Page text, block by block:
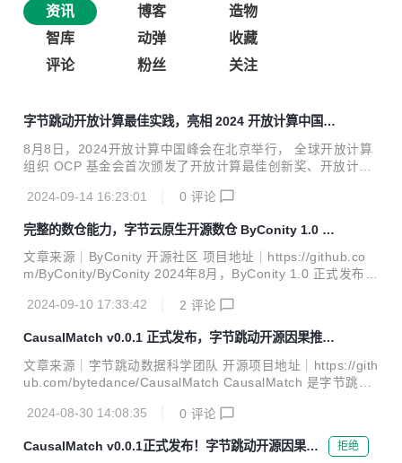
资讯 博客
造物
智库
动弹
收藏
评论
粉丝 关注
字节跳动开放计算最佳实践，亮相 2024 开放计算中国峰
会
8月8日，2024开放计算中国峰会在北京举行， 全球开放计算
组织 OCP 基金会首次颁发了开放计算最佳创新奖、开放计算
做出卓越贡献的社区成员。字节跳动在本次大会中荣获开放计
STE 团队负责人张宇受邀接受 CSDN 采访，分享了相关的开
放计算实践经验。以下为本次采访报道的内容。 文章来源｜字
节跳动 STE 团队 开放计算作为一种数据中心产业协同创新的
方式，经过多年发展，汇聚了广泛的计算服务提供商、用户，
为实现 IT 基础设施在产品、规范、知识产权等方面的最大化
2024-09-14 16:23:01 0 评论
完整的数仓能力，字节云原生开源数仓 ByConity 1.0 版
本发布！
文章来源｜ByConity 开源社区 项目地址｜https://github.co
m/ByConity/ByConity 2024年8月，ByConity 1.0 正式发布，
版本会重点迭代哪些能力，下面为大家一一解读。 完整的数据
云原生数据仓库。区别于传统 OLAP 产品，ByConity 采用存
算分离的云原生架构，通过这种架构获得了弹性和降低资源浪
费的优势，但与此同时也在一定程度上提高了产品的复杂度。
定位为云原生数据仓库，是希望能够承担更多类型、更复杂
的...
2024-09-10 17:33:42 2 评论
CausalMatch v0.0.1 正式发布，字节跳动开源因果推理
利器，助力科学决策分析
文章来源｜字节跳动数据科学团队 开源项目地址｜https://gith
ub.com/bytedance/CausalMatch CausalMatch 是字节跳动
析工具，主要涵盖了因果推断常用的统计分析方法——匹配
（Matching）。它孵化于字节跳动内部，从上线至今支持多个
业务线对非实验场景进行策略效果分析的需求。在经历了不断
2024-08-30 14:08:35 0 评论
CausalMatch v0.0.1正式发布！字节跳动开源因果推
拒绝